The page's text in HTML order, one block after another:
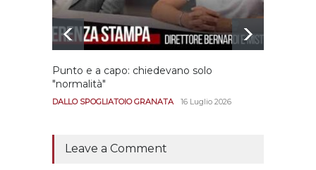
Punto e a capo: chiedevano solo
"normalità"
DALLO SPOGLIATOIO GRANATA 16 Luglio 2026
Leave a Comment